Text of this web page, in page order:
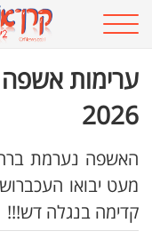
ערימות אשפה
2026
האשפה נערמת
מעט יבואו
קדימה בנגלה דש!!!